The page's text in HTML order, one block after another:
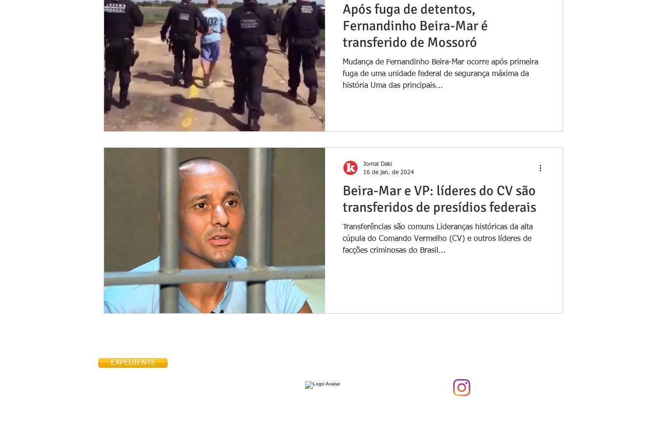
Após fuga de detentos,
Fernandinho Beira-Mar é
transferido de Mossoró
Mudança de Fernandinho Beira-Mar ocorre após primeira
fuga de uma unidade federal de segurança máxima da
história Uma das principais...
Beira-Mar e VP: líderes do CV são
transferidos de presídios federais
Transferências são comuns Lideranças históricas da alta
cúpula do Comando Vermelho (CV) e outros líderes de
facções criminosas do Brasil...
Jornal Daki
16 de jan. de 2024
EXPEDIENTE